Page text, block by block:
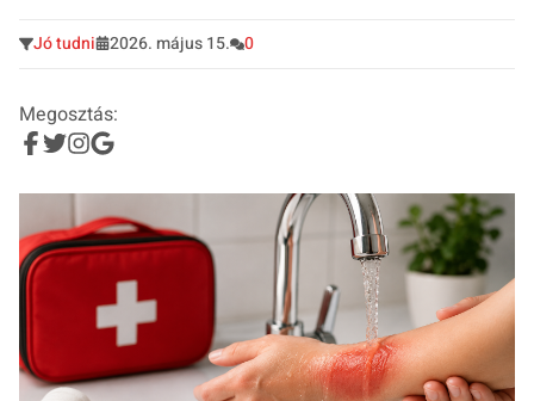
Jó tudni 2026. május 15. 0
Megosztás: